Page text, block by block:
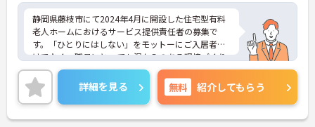
静岡県藤枝市にて2024年4月に開設した住宅型有料
老人ホームにおけるサービス提供責任者の募集で
す。「ひとりにはしない」をモットーにご入居者だ
けでなく、職員にとっても温かみのある環境づくり
を目指しており、ご利用者一人ひとりに寄り添って
サービスを提供していただける方を募集していま
す。サービス提供責任者の経験がなくスタートされ
た方も多数いらっしゃいます。
ご興味のある方には、面接対策ポイントなど、さら
詳細を見る 無料 紹介してもらう